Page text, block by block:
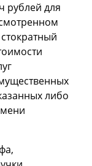
рублей для
либо